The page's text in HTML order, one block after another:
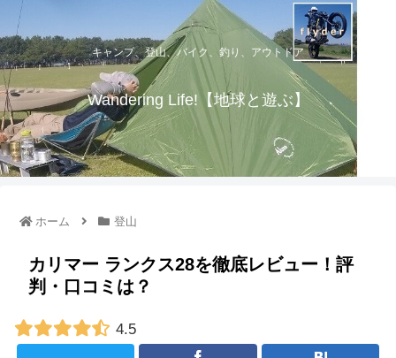
キャンプ、登山、バイク、釣り、アウトドア
Wandering Life!【地球と遊ぶ】
ホーム 登山
カリマー ランクス28を徹底レビュー！評
判・口コミは？
4.5